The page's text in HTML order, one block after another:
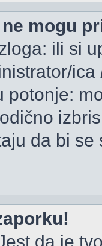
mogu
ili si
ica
potonje:
da bi
da je